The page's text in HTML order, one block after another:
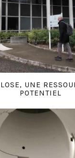
UNE
POTENTIEL